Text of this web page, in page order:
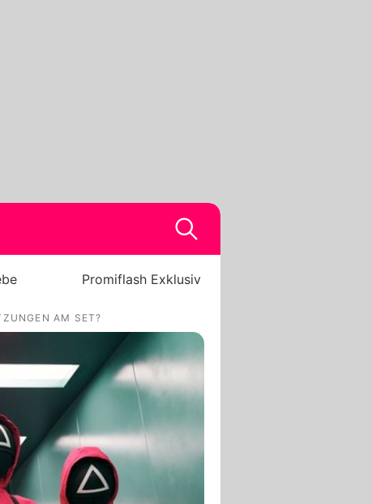
Promiflash Exklusiv
AM SET?